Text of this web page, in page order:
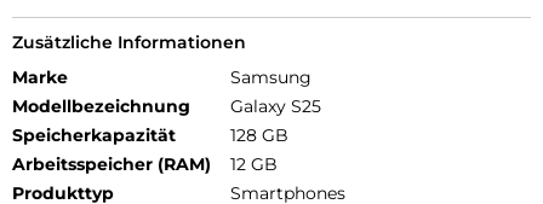
Zusätzliche Informationen
Marke
Samsung
Modellbezeichnung
Galaxy S25
Speicherkapazität
128 GB
Arbeitsspeicher (RAM)
12 GB
Produkttyp
Smartphones